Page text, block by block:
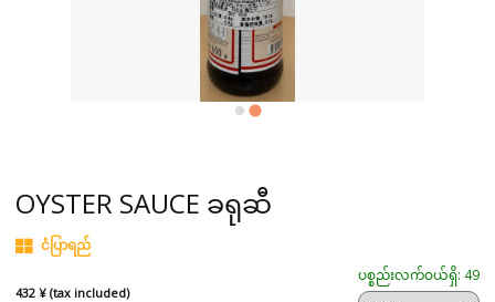
OYSTER SAUCE ခရုဆီ
ငံပြာရည်
432 ¥ (tax included)
ပစ္စည်းလက်ဝယ်ရှိ: 49